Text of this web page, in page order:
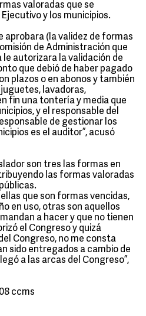
valoradas que se
y los municipios.
aprobara (la validez de formas
de Administración que
autorizara la validación de
que debió de haber pagado
plazos o en abonos y también
lavadoras,
fin una tontería y media que
y el responsable del
de gestionar los
es el auditor”, acusó
son tres las formas en
las formas valoradas
que son formas vencidas,
en uso, otras son aquellos
a hacer y que no tienen
el Congreso y quizá
Congreso, no me consta
sido entregados a cambio de
a las arcas del Congreso”,
ccms